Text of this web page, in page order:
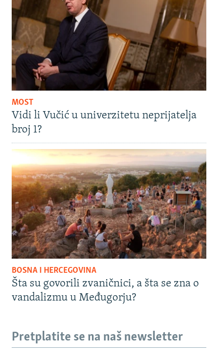
MOST
Vidi li Vučić u univerzitetu neprijatelja
broj 1?
BOSNA I HERCEGOVINA
Šta su govorili zvaničnici, a šta se zna o
vandalizmu u Međugorju?
Pretplatite se na naš newsletter